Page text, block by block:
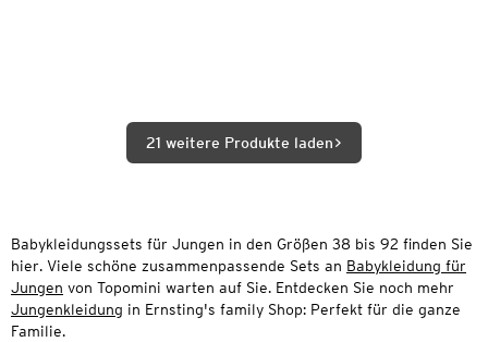
21 weitere Produkte laden
Babykleidungssets für Jungen in den Größen 38 bis 92 finden Sie
hier. Viele schöne zusammenpassende Sets an Babykleidung für
Jungen von Topomini warten auf Sie. Entdecken Sie noch mehr
Jungenkleidung in Ernsting's family Shop: Perfekt für die ganze
Familie.